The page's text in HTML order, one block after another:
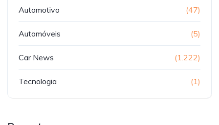
Automotivo (47)
Automóveis (5)
Car News (1.222)
Tecnologia (1)